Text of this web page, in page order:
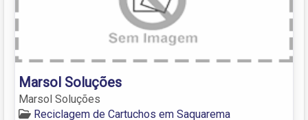
Marsol Soluções
Marsol Soluções
Reciclagem de Cartuchos em Saquarema